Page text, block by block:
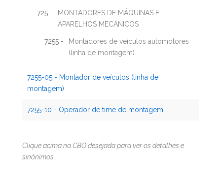
725 -
MONTADORES DE MÁQUINAS E
APARELHOS MECÂNICOS
7255 -
Montadores de veículos automotores
(linha de montagem)
7255-05 - Montador de veículos (linha de
montagem)
7255-10 - Operador de time de montagem
Clique acima na CBO desejada para ver os detalhes e
sinônimos.